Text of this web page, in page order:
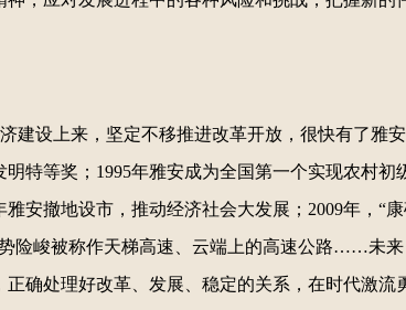
建设上来，坚定不移推进改革开放，很快有了雅
特等奖；1995年雅安成为全国第一个实现农村
安撤地设市，推动经济社会大发展；2009年，“
险峻被称作天梯高速、云端上的高速公路……未
确处理好改革、发展、稳定的关系，在时代激流